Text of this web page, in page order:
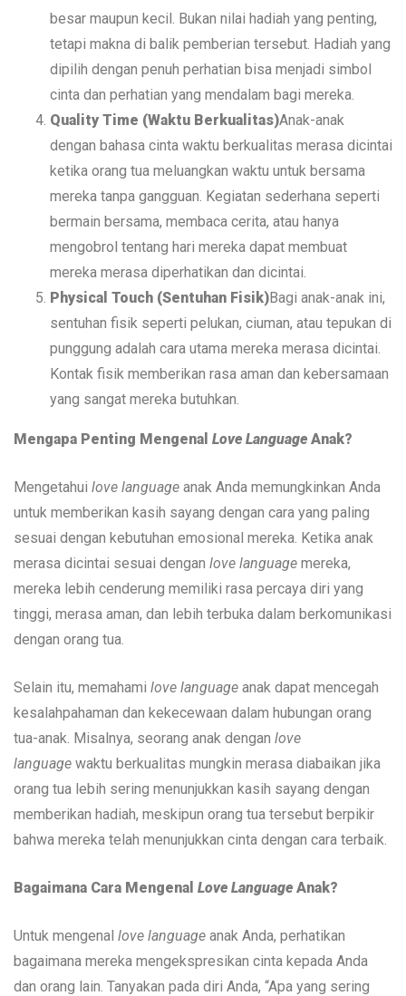
besar maupun kecil. Bukan nilai hadiah yang penting,
tetapi makna di balik pemberian tersebut. Hadiah yang
dipilih dengan penuh perhatian bisa menjadi simbol
cinta dan perhatian yang mendalam bagi mereka.
Quality Time (Waktu Berkualitas)Anak-anak
dengan bahasa cinta waktu berkualitas merasa dicintai
ketika orang tua meluangkan waktu untuk bersama
mereka tanpa gangguan. Kegiatan sederhana seperti
bermain bersama, membaca cerita, atau hanya
mengobrol tentang hari mereka dapat membuat
mereka merasa diperhatikan dan dicintai.
Physical Touch (Sentuhan Fisik)Bagi anak-anak ini,
sentuhan fisik seperti pelukan, ciuman, atau tepukan di
punggung adalah cara utama mereka merasa dicintai.
Kontak fisik memberikan rasa aman dan kebersamaan
yang sangat mereka butuhkan.
Mengapa Penting Mengenal Love Language Anak?
Mengetahui love language anak Anda memungkinkan Anda
untuk memberikan kasih sayang dengan cara yang paling
sesuai dengan kebutuhan emosional mereka. Ketika anak
merasa dicintai sesuai dengan love language mereka,
mereka lebih cenderung memiliki rasa percaya diri yang
tinggi, merasa aman, dan lebih terbuka dalam berkomunikasi
dengan orang tua.
Selain itu, memahami love language anak dapat mencegah
kesalahpahaman dan kekecewaan dalam hubungan orang
tua-anak. Misalnya, seorang anak dengan love
language waktu berkualitas mungkin merasa diabaikan jika
orang tua lebih sering menunjukkan kasih sayang dengan
memberikan hadiah, meskipun orang tua tersebut berpikir
bahwa mereka telah menunjukkan cinta dengan cara terbaik.
Bagaimana Cara Mengenal Love Language Anak?
Untuk mengenal love language anak Anda, perhatikan
bagaimana mereka mengekspresikan cinta kepada Anda
dan orang lain. Tanyakan pada diri Anda, “Apa yang sering